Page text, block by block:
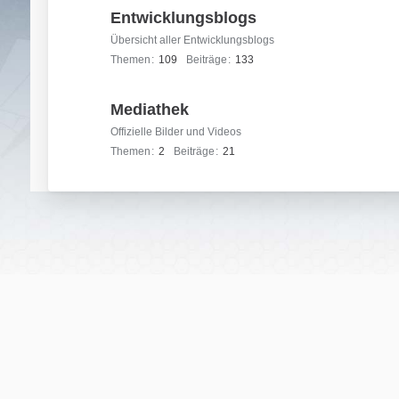
Entwicklungsblogs
Übersicht aller Entwicklungsblogs
Themen
109 Beiträge 133
Mediathek
Offizielle Bilder und Videos
Themen
2 Beiträge 21